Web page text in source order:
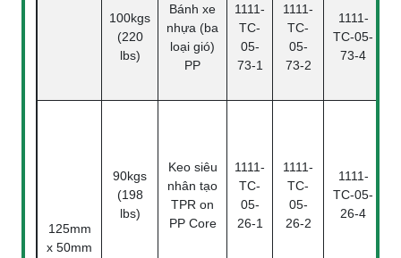
100kgs
(220
lbs)
Bánh xe
nhựa (ba
loại gió)
PP
1111-
TC-
05-
73-1
1111-
TC-
05-
73-2
1111-
TC-05-
73-4
125mm
x 50mm
90kgs
(198
lbs)
Keo siêu
nhân tạo
TPR on
PP Core
1111-
TC-
05-
26-1
1111-
TC-
05-
26-2
1111-
TC-05-
26-4